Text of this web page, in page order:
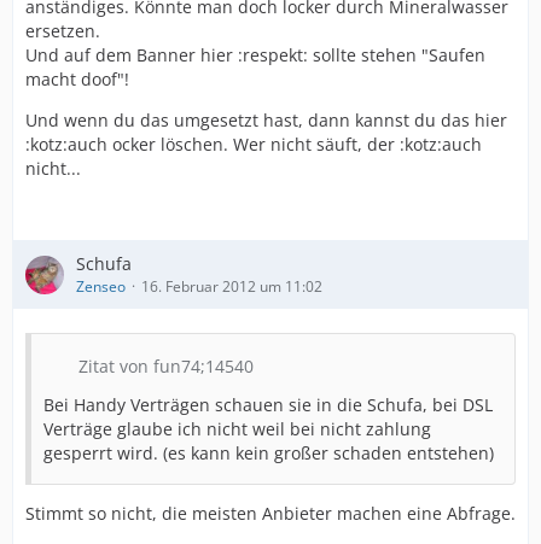
anständiges. Könnte man doch locker durch Mineralwasser
ersetzen.
Und auf dem Banner hier :respekt: sollte stehen "Saufen
macht doof"!
Und wenn du das umgesetzt hast, dann kannst du das hier
:kotz:auch ocker löschen. Wer nicht säuft, der :kotz:auch
nicht...
Schufa
Zenseo 16. Februar 2012 um 11:02
Zitat von fun74;14540
Bei Handy Verträgen schauen sie in die Schufa, bei DSL
Verträge glaube ich nicht weil bei nicht zahlung
gesperrt wird. (es kann kein großer schaden entstehen)
Stimmt so nicht, die meisten Anbieter machen eine Abfrage.